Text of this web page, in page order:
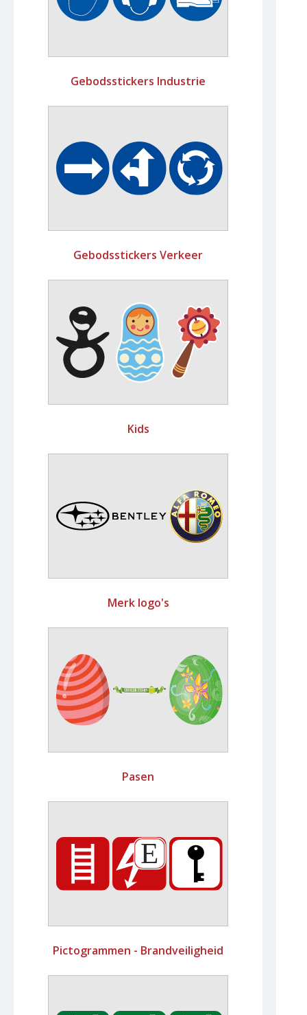
Gebodsstickers Industrie
Gebodsstickers Verkeer
Kids
Merk logo's
Pasen
Pictogrammen - Brandveiligheid